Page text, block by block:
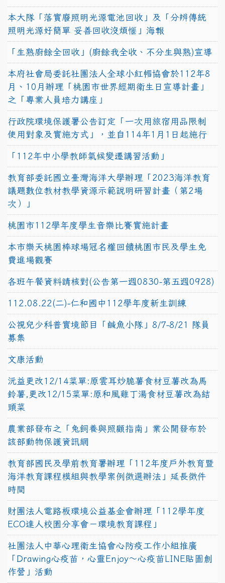
本大隊「落實廢照明光源電池回收」及「分辨傳統
照明光源好簡單 妥善回收沒煩惱」海報
「生熟廚餘全回收」(廚餘我全收、不分生與熟)宣導
本府社會局委託社團法人全球小紅帽協會於112年8
月、10月辦理「桃園市世界經期衛生日宣導計畫」
之「專業人員培力講座」
行政院環境保護署公告訂定「一次用旅宿用品限制
使用對象及實施方式」，並自114年1月1日起施行
「112年中小學教師氣候變遷講習活動」
教育部委託國立臺灣海洋大學辦理「2023海洋教育
議題數位教材教學資源示範說明研習計畫（第2場
次）」
桃園市112學年度學生音樂比賽實施計畫
本市樂天桃園棒球場冠名權回饋桃園市民及學生免
費進場觀賽
各班午餐資料請核對(公告第一週0830-第五週0928)
112.08.22(二)-仁和國中112學年度新生訓練
公視兒少科普實境節目「鹹魚小隊」8/7-8/21 隊員
募集
文康活動
沅益更改12/14菜單:原雲耳炒脆薯食材豆薯改為馬
鈴薯,更改12/15菜單:原和風雞丁湯食材豆薯改為結
頭菜
農業部發布之「兔飼養與照顧指南」業公開發布於
該部動物保護資訊網
教育部國民及學前教育署辦理「112年度戶外教育暨
海洋教育課程模組與教學案例徵選辦法」延長徵件
時間
財團法人電路板環境公益基金會辦理「112學年度
ECO達人校園分享會－環境教育課程」
社團法人中華心理衛生協會心防疫工作小組推廣
「Drawing心疫苗，心靈Enjoy〜心疫苗LINE貼圖創
作營」活動